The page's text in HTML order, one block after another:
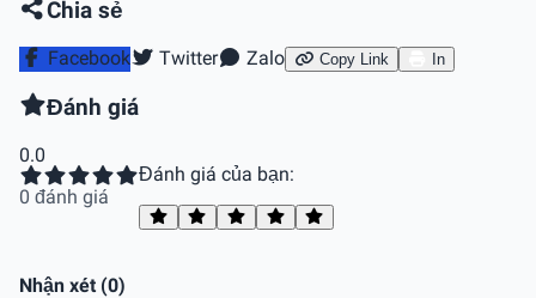
Chia sẻ
Facebook Twitter Zalo Copy Link In
Đánh giá
0.0
0 đánh giá
Đánh giá của bạn:
Nhận xét (0)